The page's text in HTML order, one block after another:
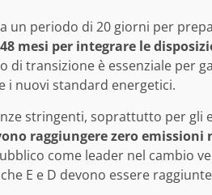
un periodo di 20 giorni per
mesi per integrare le
di transizione è essenziale per
i nuovi standard energetici.
stringenti, soprattutto per gli
raggiungere zero emissioni
come leader nel cambio
E e D devono essere